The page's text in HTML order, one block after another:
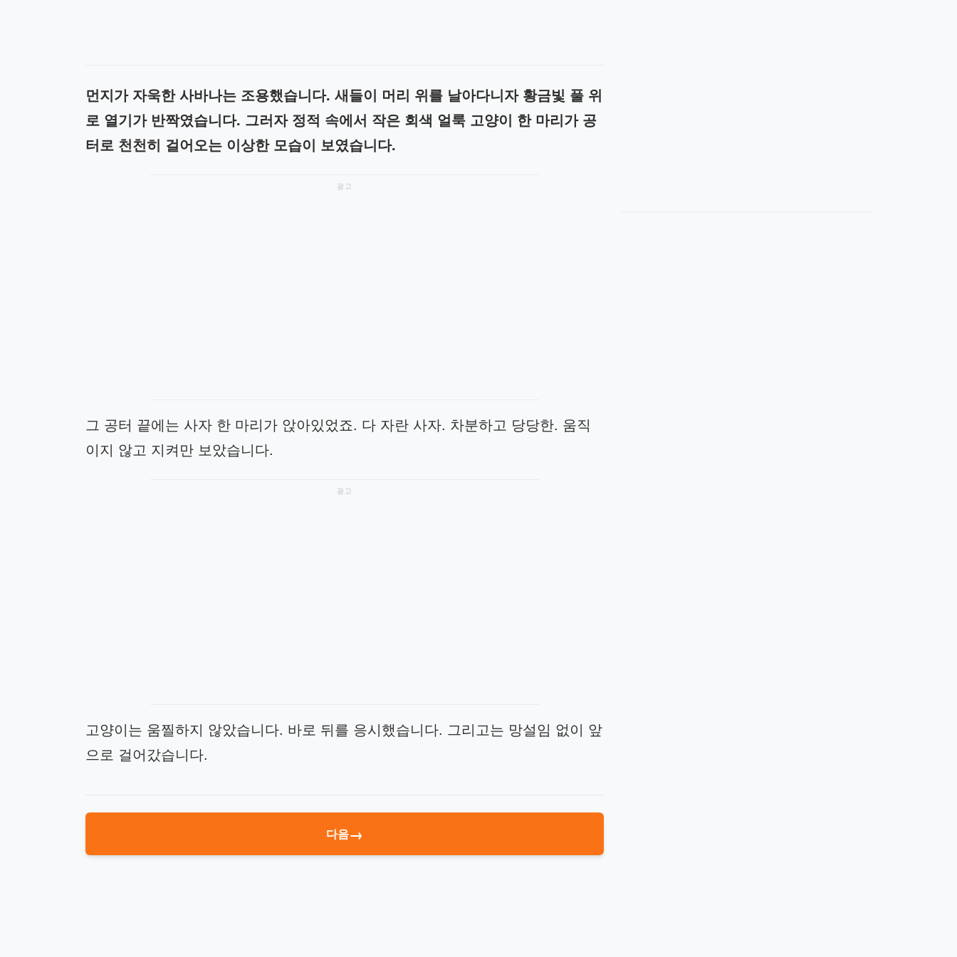
먼지가 자욱한 사바나는 조용했습니다. 새들이 머리 위를 날아다니자 황금빛 풀 위
로 열기가 반짝였습니다. 그러자 정적 속에서 작은 회색 얼룩 고양이 한 마리가 공
터로 천천히 걸어오는 이상한 모습이 보였습니다.
광고
그 공터 끝에는 사자 한 마리가 앉아있었죠. 다 자란 사자. 차분하고 당당한. 움직
이지 않고 지켜만 보았습니다.
광고
고양이는 움찔하지 않았습니다. 바로 뒤를 응시했습니다. 그리고는 망설임 없이 앞
으로 걸어갔습니다.
다음→